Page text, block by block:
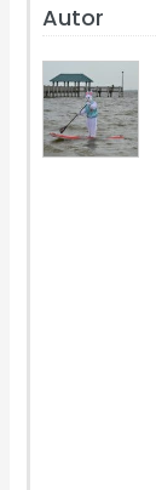
Autor